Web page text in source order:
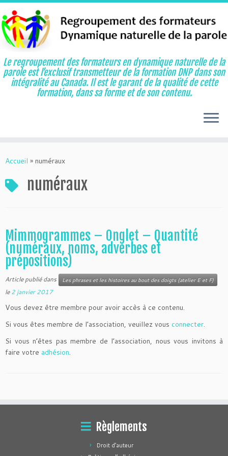
au
Le regroupement des formateurs en dynamique naturelle de la
parole est l’exclusif transmetteur de la formation DNP dans son
intégralité au Canada. Il est le garant de la qualité de cette
formation, dans sa forme et de son contenu.
Accueil » numéraux
numéraux
Mimmogrammes – Onglet – Quantité
(numéraux, noms, adverbes et
prépositions)
Article publié dans Les phrases et les histoires au bout des doigts (atelier E et F)
le2 janvier 2017
Vous devez être membre pour avoir accès à ce contenu.
Si vous êtes membre de l’association, veuillez vous connecter.
Si vous n’êtes pas membre de l’association, nous vous invitons à
faire votre adhésion.
Règlements
Droit d’auteur